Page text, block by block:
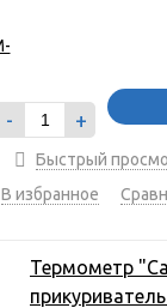
- +
Быстрый
В избранное
Термометр